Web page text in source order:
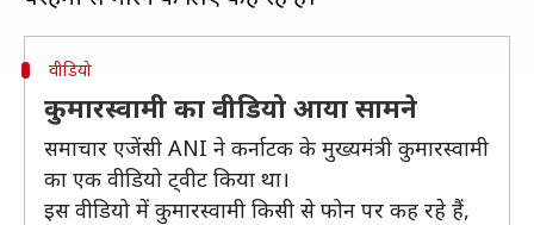
वीडियो
कुमारस्वामी का वीडियो आया सामने
समाचार एजेंसी ANI ने कर्नाटक के मुख्यमंत्री कुमारस्वामी
का एक वीडियो ट्वीट किया था।
इस वीडियो में कुमारस्वामी किसी से फोन पर कह रहे हैं,